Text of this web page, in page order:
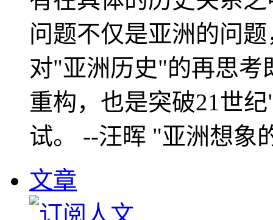
问题不仅是亚洲的问
对"亚洲历史"的再思考
重构，也是突破21世
试。 --汪晖 "亚洲想象
文章